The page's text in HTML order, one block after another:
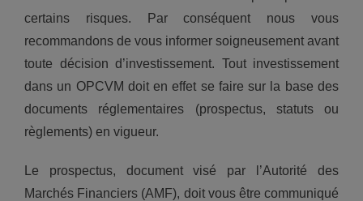
certains risques. Par conséquent nous vous
recommandons de vous informer soigneusement avant
toute décision d’investissement. Tout investissement
dans un OPCVM doit en effet se faire sur la base des
documents réglementaires (prospectus, statuts ou
règlements) en vigueur.
Le prospectus, document visé par l’Autorité des
Marchés Financiers (AMF), doit vous être communiqué